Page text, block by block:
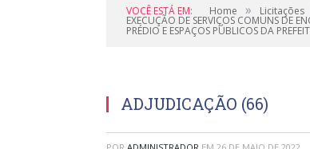
VOCÊ ESTÁ EM: Home » Licitações
EXECUÇÃO DE SERVIÇOS COMUNS DE
PRÉDIO E ESPAÇOS PÚBLICOS DA
ADJUDICAÇÃO (66)